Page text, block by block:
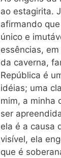
ao estagirita.
afirmando que
único e
essências,
da caverna,
República é
idéias; uma
mim, a minha
ser
ela é a causa
visível, ela
que é